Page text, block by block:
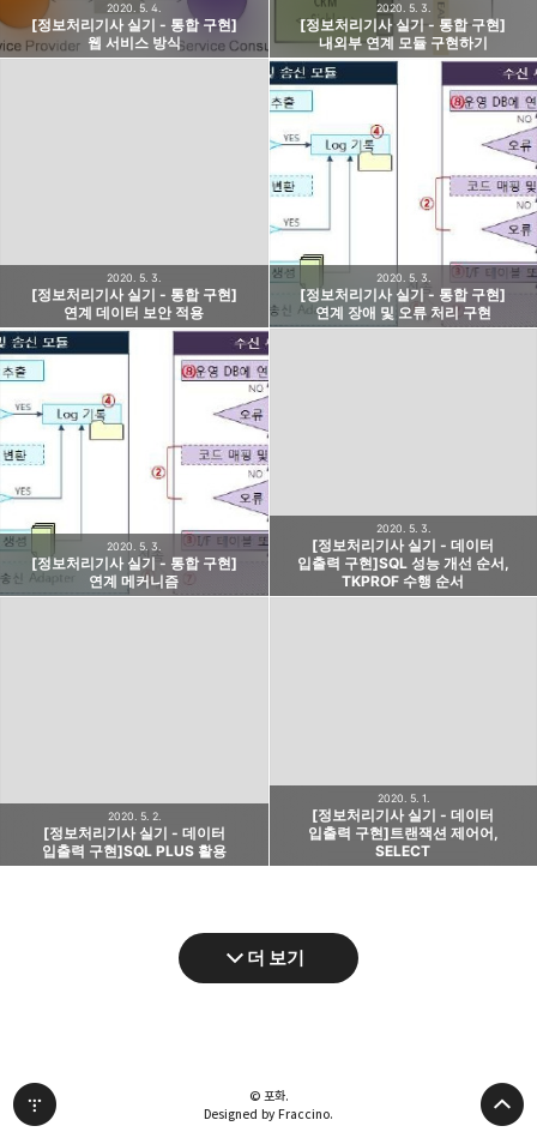
[정보처리기사 실기 - 통합 구현]
웹 서비스 방식
2020. 5. 4.
[정보처리기사 실기 - 통합 구현]
내외부 연계 모듈 구현하기
2020. 5. 3.
[정보처리기사 실기 - 통합 구현]
연계 데이터 보안 적용
2020. 5. 3.
[정보처리기사 실기 - 통합 구현]
연계 장애 및 오류 처리 구현
2020. 5. 3.
[정보처리기사 실기 - 통합 구현]
연계 메커니즘
2020. 5. 3.
[정보처리기사 실기 - 데이터
입출력 구현]SQL 성능 개선 순서,
TKPROF 수행 순서
2020. 5. 3.
[정보처리기사 실기 - 데이터
입출력 구현]SQL PLUS 활용
2020. 5. 2.
[정보처리기사 실기 - 데이터
입출력 구현]트랜잭션 제어어,
SELECT
2020. 5. 1.
더 보기
© 포화.
Designed by Fraccino.